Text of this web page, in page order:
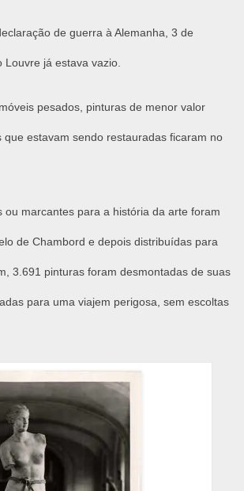
de guerra à Alemanha, 3 de
já estava vazio.
pesados, pinturas de menor valor
que estavam sendo restauradas ficaram no
ou marcantes para a história da arte foram
de Chambord e depois distribuídas para
3.691 pinturas foram desmontadas de suas
para uma viajem perigosa, sem escoltas